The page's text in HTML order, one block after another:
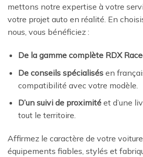
mettons notre expertise à votre
votre projet auto en réalité. En
nous, vous bénéficiez :
De la gamme complète RDX
De conseils spécialisésen
compatibilité avec votre modèle.
D’un suivi de proximitéet d’une
tout le territoire.
Affirmez le caractère de votre
équipements fiables, stylés et